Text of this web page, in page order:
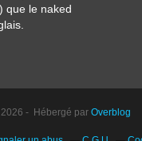
que le naked
- Hébergé par Overblog